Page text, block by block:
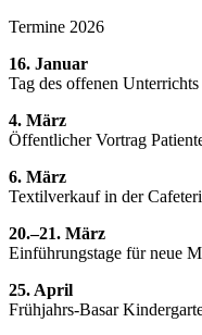
Termine 2026
16. Januar
Tag des offenen
4. März
Öffentlicher Vortrag
6. März
Textilverkauf in der
20.–21. März
Einführungstage für neue
25. April
Frühjahrs-Basar